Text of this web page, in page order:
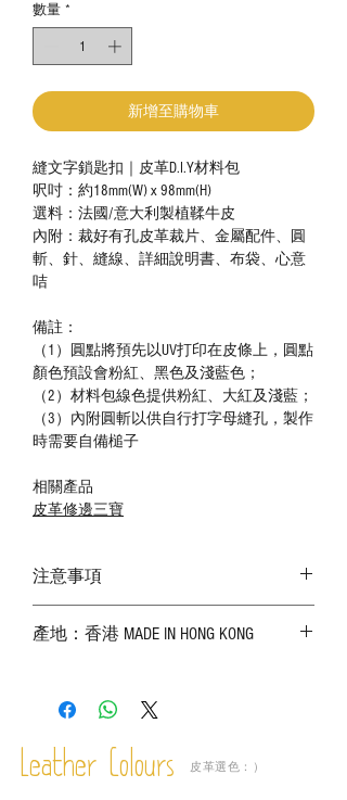
數量 *
新增至購物車
縫文字鎖匙扣｜皮革D.I.Y材料包
呎吋：約18mm(W) x 98mm(H)
選料：法國/意大利製植鞣牛皮
內附：裁好有孔皮革裁片、金屬配件、圓
斬、針、縫線、詳細說明書、布袋、心意
咭
備註：
（1）圓點將預先以UV打印在皮條上，圓點
顏色預設會粉紅、黑色及淺藍色；
（2）材料包線色提供粉紅、大紅及淺藍；
（3）內附圓斬以供自行打字母縫孔，製作
時需要自備槌子
相關產品
皮革修邊三寶
注意事項
實物為準；
－ 植鞣皮革容易受環境、使用程度等產生
成後定期在皮面塗上皮革專用清潔劑及貂
鼠油等；
產地：香港 MADE IN HONG KONG
Leather Colours 皮革選色：）